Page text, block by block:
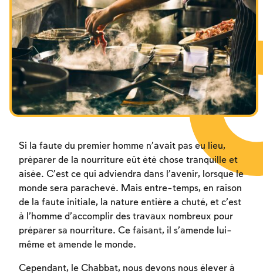
Les jeûnes liés à la destruction du Temple
Hanouca
Pourim
Si la faute du premier homme n’avait pas eu lieu,
préparer de la nourriture eût été chose tranquille et
aisée. C’est ce qui adviendra dans l’avenir, lorsque le
monde sera parachevé. Mais entre-temps, en raison
de la faute initiale, la nature entière a chuté, et c’est
à l’homme d’accomplir des travaux nombreux pour
préparer sa nourriture. Ce faisant, il s’amende lui-
même et amende le monde.
Cependant, le Chabbat, nous devons nous élever à